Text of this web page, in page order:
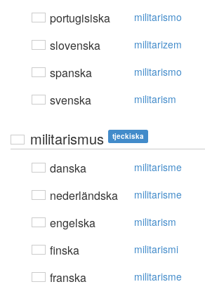
portugisiska militarismo
slovenska militarizem
spanska militarismo
svenska militarism
militarismus tjeckiska
danska militarisme
nederländska militarisme
engelska militarism
finska militarismi
franska militarisme